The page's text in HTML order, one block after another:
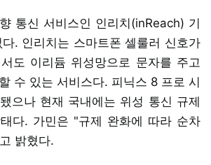
통신 서비스인 인리치(inReach) 기
. 인리치는 스마트폰 셀룰러 신호가
도 이리듐 위성망으로 문자를 주고
수 있는 서비스다. 피닉스 8 프로 시
으나 현재 국내에는 위성 통신 규제
다. 가민은 "규제 완화에 따라 순차
밝혔다.